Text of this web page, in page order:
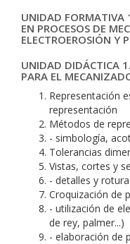
UNIDAD FORMATIVA
EN PROCESOS DE
ELECTROEROSIÓN Y
UNIDAD DIDÁCTICA
PARA EL
Representación
representación
Métodos de
- simbología,
Tolerancias
Vistas, cortes y
- detalles y
Croquización de
- utilización de
de rey, palmer...)
- elaboración de